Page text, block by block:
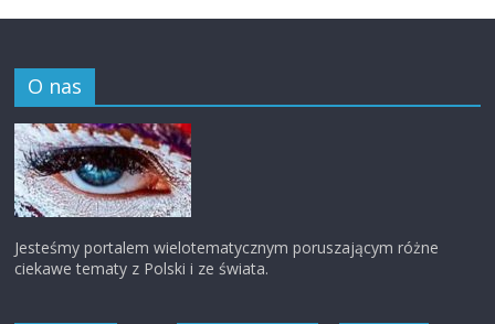
O nas
Jesteśmy portalem wielotematycznym poruszającym różne
ciekawe tematy z Polski i ze świata.